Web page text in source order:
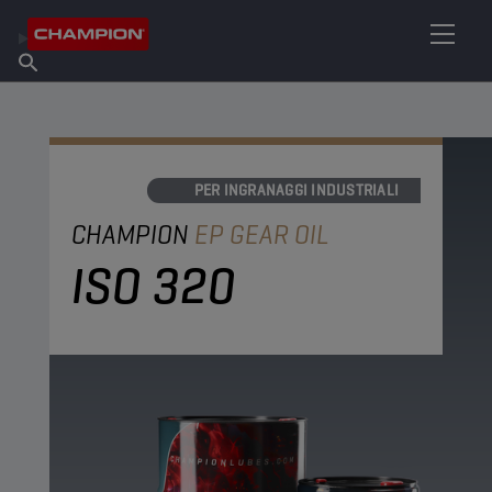
Informazioni su Champion
Trova un punto vendita
OLI PER INGRANAGGI INDUSTRIALI
CHAMPION EP GEAR OIL
ISO 320